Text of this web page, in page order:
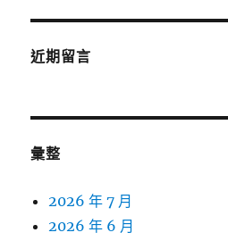
近期留言
彙整
2026 年 7 月
2026 年 6 月